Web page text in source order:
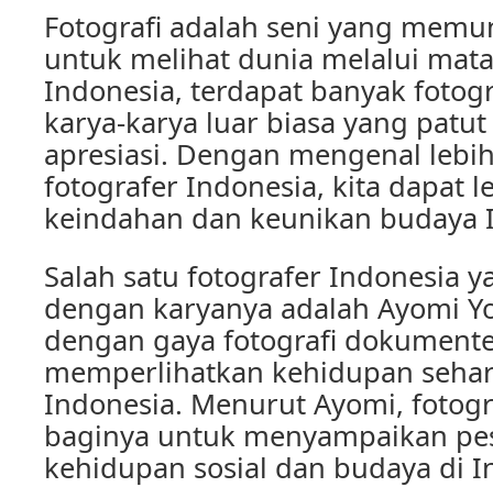
Fotografi adalah seni yang
untuk melihat dunia melalui
Indonesia, terdapat banyak
karya-karya luar biasa yang
apresiasi. Dengan mengenal
fotografer Indonesia, kita dapat
keindahan dan keunikan budaya
Salah satu fotografer Indonesia
dengan karyanya adalah Ayomi
dengan gaya fotografi
memperlihatkan kehidupan
Indonesia. Menurut Ayomi,
baginya untuk menyampaikan
kehidupan sosial dan budaya di